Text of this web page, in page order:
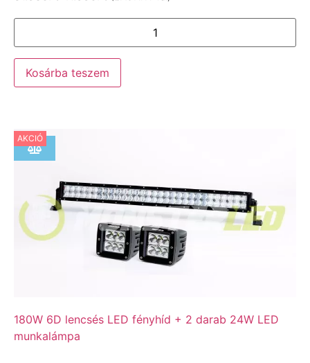
Kosárba teszem
AKCIÓ
180W 6D lencsés LED fényhíd + 2 darab 24W LED
munkalámpa